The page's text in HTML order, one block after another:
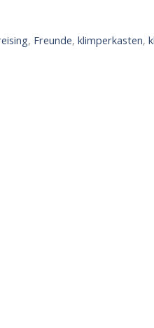
, Freunde,klimperkasten,